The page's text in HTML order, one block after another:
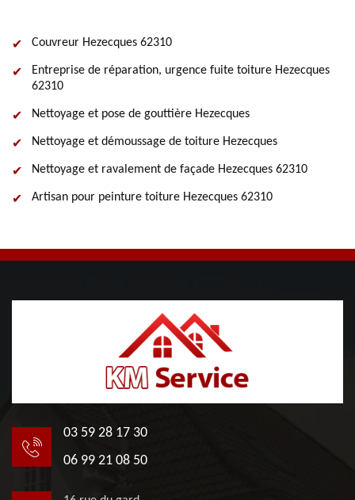
Couvreur Hezecques 62310
Entreprise de réparation, urgence fuite toiture Hezecques
62310
Nettoyage et pose de gouttière Hezecques
Nettoyage et démoussage de toiture Hezecques
Nettoyage et ravalement de façade Hezecques 62310
Artisan pour peinture toiture Hezecques 62310
03 59 28 17 30
06 99 21 08 50